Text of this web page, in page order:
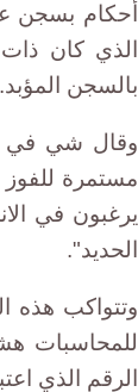
أحكام بسجن
الذي كان
بالسجن المؤبد.
وقال شي في
مستمرة للفوز
يرغبون في
الحديد".
وتتواكب هذه
الرقم الذي